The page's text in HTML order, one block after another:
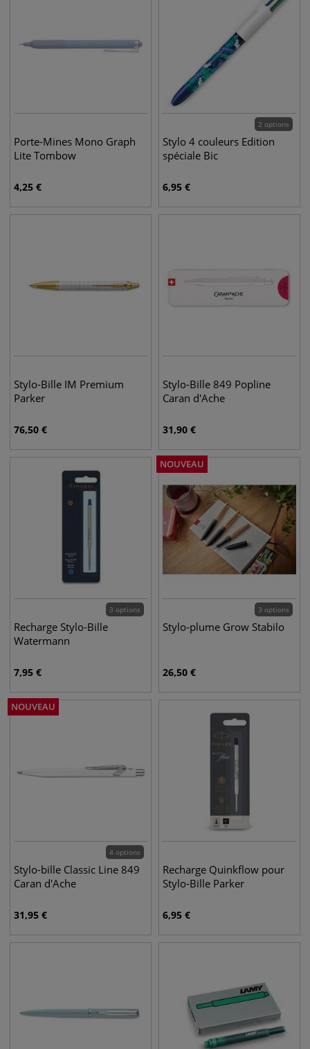
Porte-Mines Mono Graph
Lite Tombow
4,25 €
2 options
Stylo 4 couleurs Edition
spéciale Bic
6,95 €
Stylo-Bille IM Premium
Parker
76,50 €
Stylo-Bille 849 Popline
Caran d'Ache
31,90 €
3 options
Recharge Stylo-Bille
Watermann
7,95 €
NOUVEAU
3 options
Stylo-plume Grow Stabilo
26,50 €
NOUVEAU
4 options
Stylo-bille Classic Line 849
Caran d'Ache
31,95 €
Recharge Quinkflow pour
Stylo-Bille Parker
6,95 €